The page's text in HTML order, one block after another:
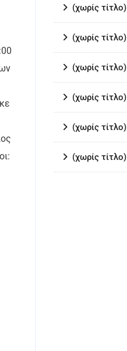
(χωρίς τίτλο)
(χωρίς τίτλο)
(χωρίς τίτλο)
(χωρίς τίτλο)
(χωρίς τίτλο)
(χωρίς τίτλο)